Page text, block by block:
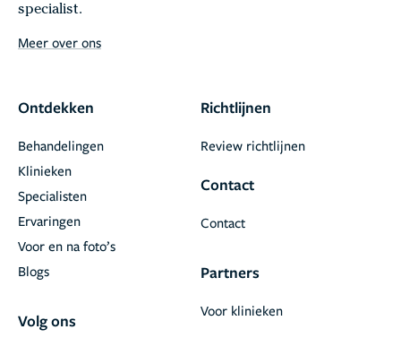
specialist.
Meer over ons
Ontdekken
Behandelingen
Klinieken
Specialisten
Ervaringen
Voor en na foto’s
Blogs
Volg ons
Richtlijnen
Review richtlijnen
Contact
Contact
Partners
Voor klinieken